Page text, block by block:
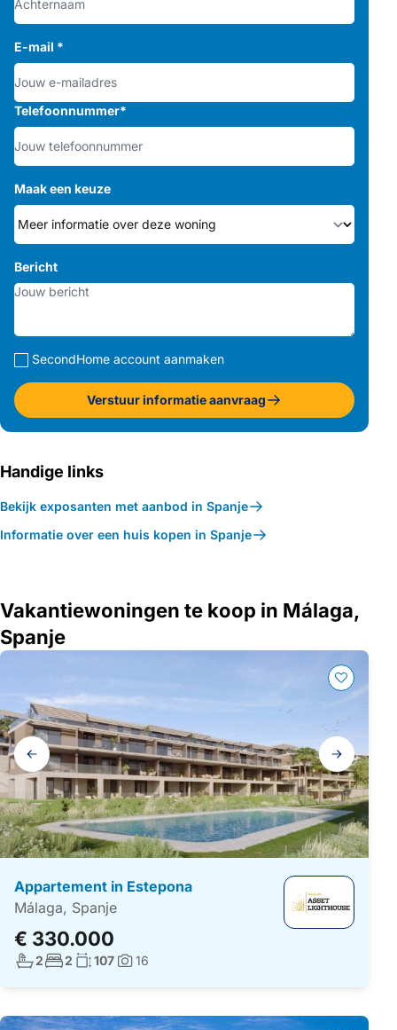
E-mail *
Telefoonnummer*
Maak een keuze
Bericht
SecondHome account aanmaken
Verstuur informatie aanvraag
Handige links
Bekijk exposanten met aanbod in Spanje
Informatie over een huis kopen in Spanje
Vakantiewoningen te koop in Málaga,
Spanje
Galerij
navigatie
Appartement in Estepona
Málaga, Spanje
€ 330.000
Aantal badkamers:
2Aantal slaapkamers:
2 Woonoppervlakte:
107 Foto's:
16